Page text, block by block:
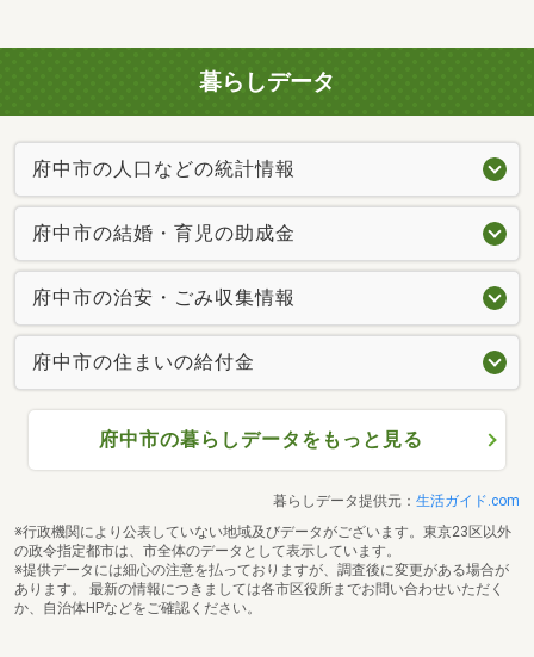
暮らしデータ
府中市の人口などの統計情報
府中市の結婚・育児の助成金
府中市の治安・ごみ収集情報
府中市の住まいの給付金
府中市の暮らしデータをもっと見る
暮らしデータ提供元： 生活ガイド.com
※行政機関により公表していない地域及びデータがございます。東京23区以外
の政令指定都市は、市全体のデータとして表示しています。
※提供データには細心の注意を払っておりますが、調査後に変更がある場合が
あります。 最新の情報につきましては各市区役所までお問い合わせいただく
か、自治体HPなどをご確認ください。